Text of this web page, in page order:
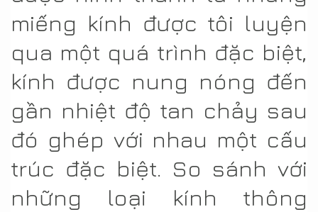
miếng kính được tôi luyện
qua một quá trình đặc biệt,
kính được nung nóng đến
gần nhiệt độ tan chảy sau
đó ghép với nhau một cấu
trúc đặc biệt. So sánh với
những loại kính thông